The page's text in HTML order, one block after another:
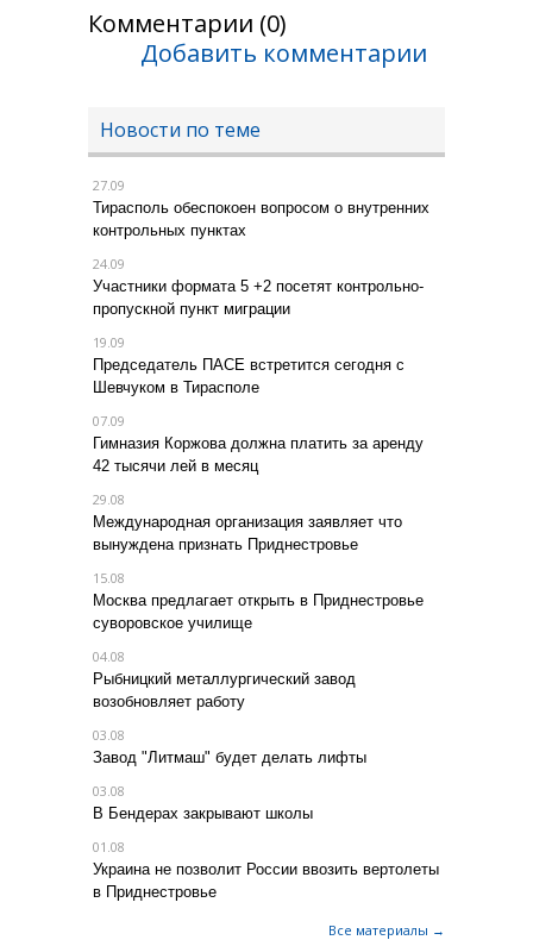
Комментарии (0)
Добавить комментарии
Новости по теме
27.09
Тирасполь обеспокоен вопросом о внутренних
контрольных пунктах
24.09
Участники формата 5 +2 посетят контрольно-
пропускной пункт миграции
19.09
Председатель ПАСЕ встретится сегодня с
Шевчуком в Тирасполе
07.09
Гимназия Коржова должна платить за аренду
42 тысячи лей в месяц
29.08
Международная организация заявляет что
вынуждена признать Приднестровье
15.08
Москва предлагает открыть в Приднестровье
суворовское училище
04.08
Рыбницкий металлургический завод
возобновляет работу
03.08
Завод "Литмаш" будет делать лифты
03.08
В Бендерах закрывают школы
01.08
Украина не позволит России ввозить вертолеты
в Приднестровье
Все материалы →